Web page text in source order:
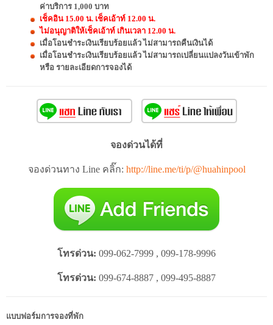
ค่าบริการ 1,000 บาท
เช็คอิน 15.00 น. เช็คเอ้าท์ 12.00 น.
ไม่อนุญาติให้เช็คเอ้าท์ เกินเวลา 12.00 น.
เมื่อโอนชำระเงินเรียบร้อยแล้ว ไม่สามารถคืนเงินได้
เมื่อโอนชำระเงินเรียบร้อยแล้ว ไม่สามารถเปลี่ยนแปลงวันเข้าพัก
หรือ รายละเอียดการจองได้
จองด่วนได้ที่
จองด่วนทาง Line คลิ๊ก: http://line.me/ti/p/@huahinpool
โทรด่วน: 099-062-7999 , 099-178-9996
โทรด่วน: 099-674-8887 , 099-495-8887
แบบฟอร์มการจองที่พัก